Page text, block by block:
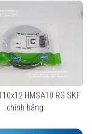
HMSA10 RG SKF
chính hãng